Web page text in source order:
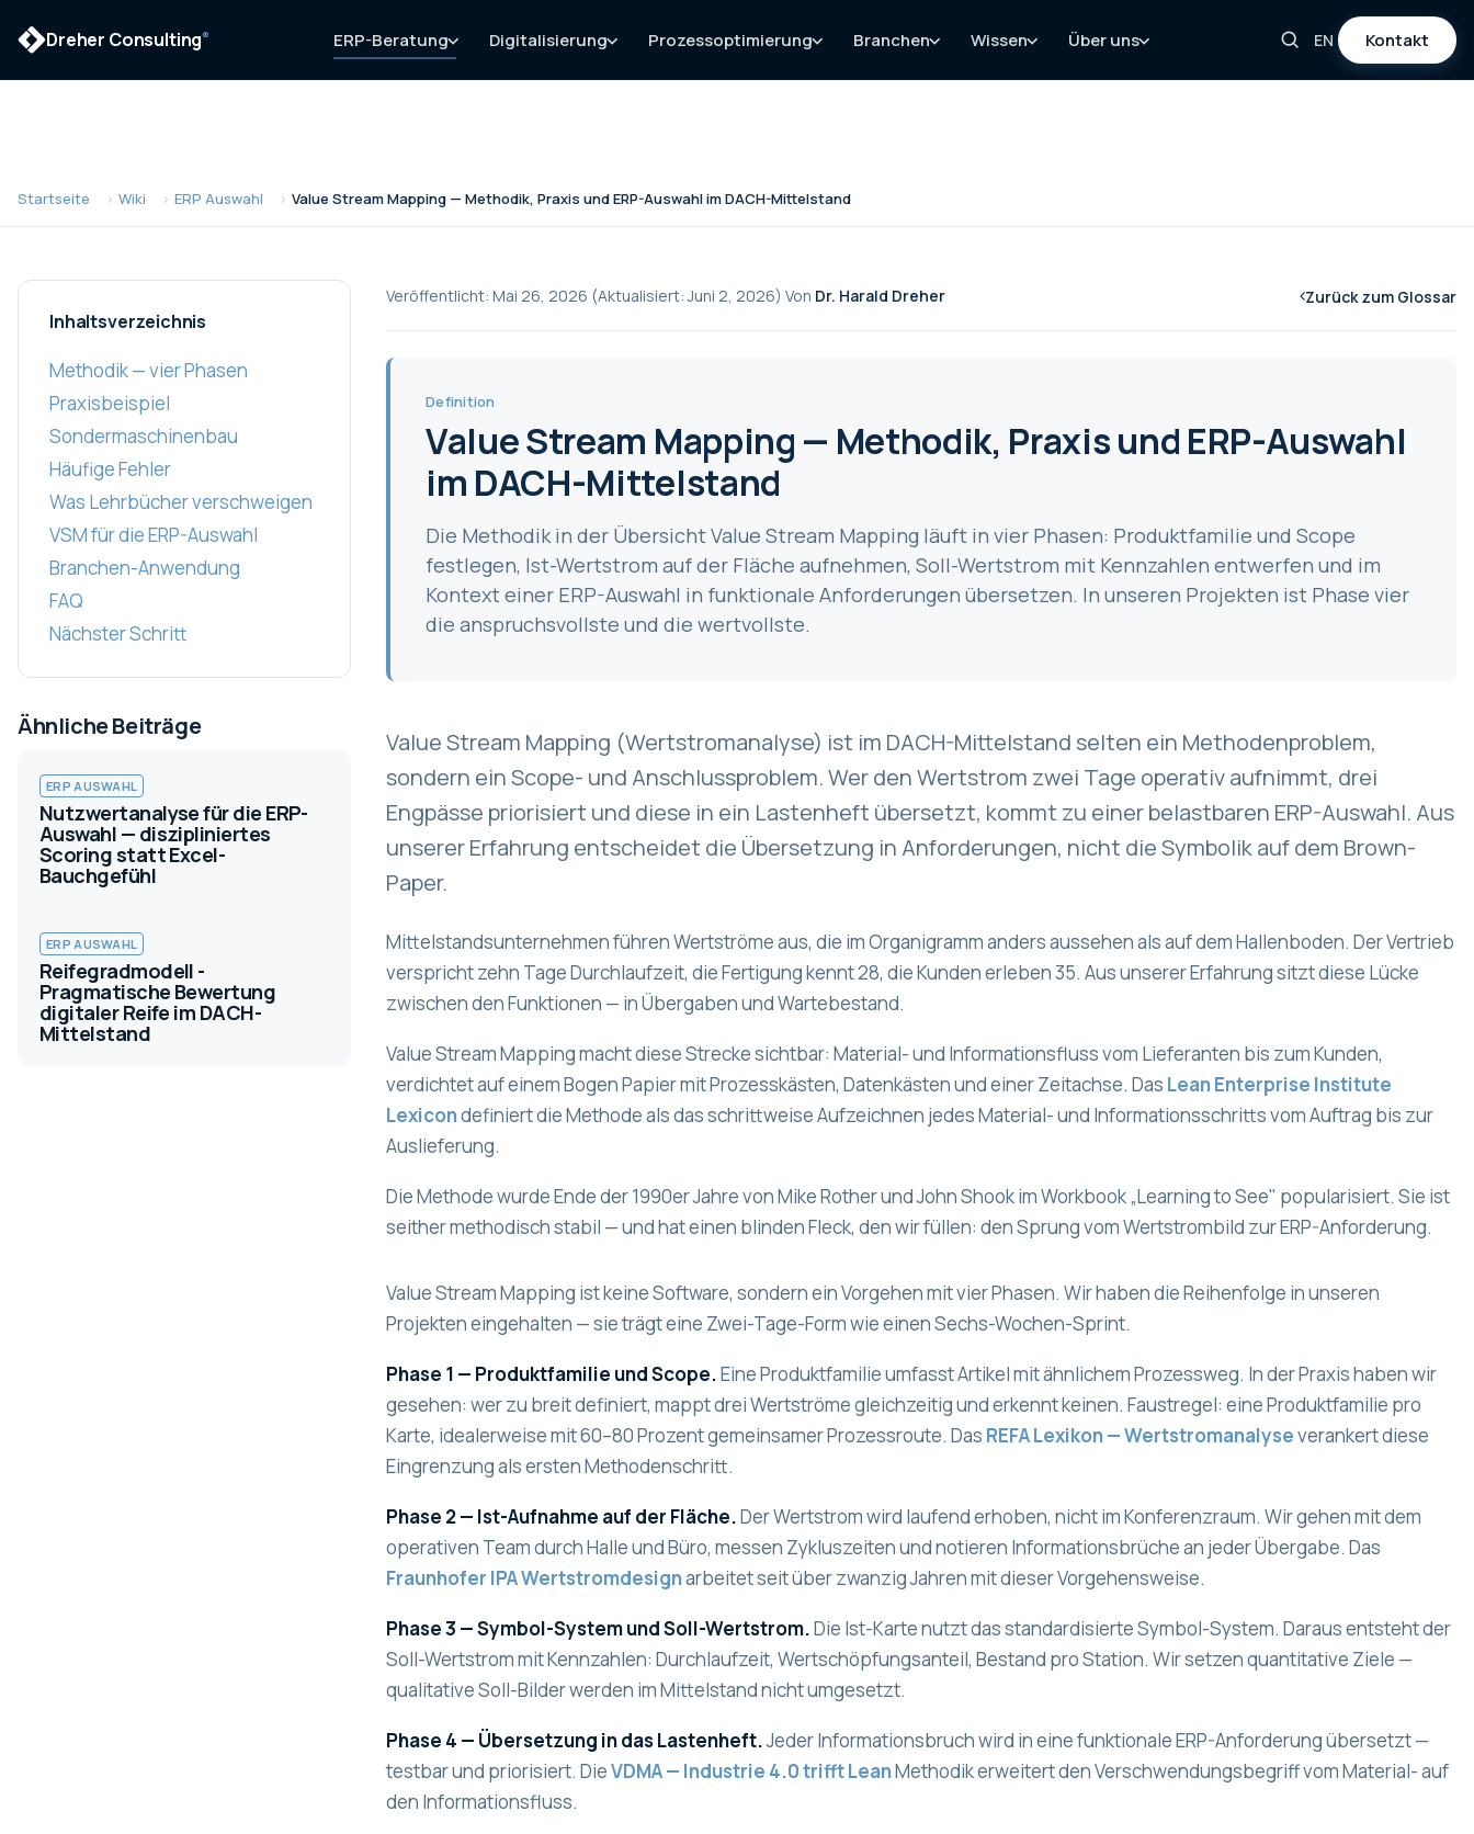
Dreher Consulting® ERP-Beratung Digitalisierung Prozessoptimierung Branchen Wissen Über uns EN Kontakt
Startseite Wiki ERP Auswahl Value Stream Mapping — Methodik, Praxis und ERP-Auswahl im DACH-Mittelstand
Inhaltsverzeichnis
Methodik — vier Phasen
Praxisbeispiel
Sondermaschinenbau
Häufige Fehler
Was Lehrbücher verschweigen
VSM für die ERP-Auswahl
Branchen-Anwendung
FAQ
Nächster Schritt
Ähnliche Beiträge
ERP AUSWAHL
Nutzwertanalyse für die ERP-
Auswahl — diszipliniertes
Scoring statt Excel-
Bauchgefühl
ERP AUSWAHL
Reifegradmodell -
Pragmatische Bewertung
digitaler Reife im DACH-
Mittelstand
Veröffentlicht: Mai 26, 2026 (Aktualisiert: Juni 2, 2026) Von Dr. Harald Dreher Zurück zum Glossar
Definition
Value Stream Mapping — Methodik, Praxis und ERP-Auswahl
im DACH-Mittelstand
Die Methodik in der Übersicht Value Stream Mapping läuft in vier Phasen: Produktfamilie und Scope
festlegen, Ist-Wertstrom auf der Fläche aufnehmen, Soll-Wertstrom mit Kennzahlen entwerfen und im
Kontext einer ERP-Auswahl in funktionale Anforderungen übersetzen. In unseren Projekten ist Phase vier
die anspruchsvollste und die wertvollste.
Value Stream Mapping (Wertstromanalyse) ist im DACH-Mittelstand selten ein Methodenproblem,
sondern ein Scope- und Anschlussproblem. Wer den Wertstrom zwei Tage operativ aufnimmt, drei
Engpässe priorisiert und diese in ein Lastenheft übersetzt, kommt zu einer belastbaren ERP-Auswahl. Aus
unserer Erfahrung entscheidet die Übersetzung in Anforderungen, nicht die Symbolik auf dem Brown-
Paper.
Mittelstandsunternehmen führen Wertströme aus, die im Organigramm anders aussehen als auf dem Hallenboden. Der Vertrieb
verspricht zehn Tage Durchlaufzeit, die Fertigung kennt 28, die Kunden erleben 35. Aus unserer Erfahrung sitzt diese Lücke
zwischen den Funktionen — in Übergaben und Wartebestand.
Value Stream Mapping macht diese Strecke sichtbar: Material- und Informationsfluss vom Lieferanten bis zum Kunden,
verdichtet auf einem Bogen Papier mit Prozesskästen, Datenkästen und einer Zeitachse. Das Lean Enterprise Institute
Lexicondefiniert die Methode als das schrittweise Aufzeichnen jedes Material- und Informationsschritts vom Auftrag bis zur
Auslieferung.
Die Methode wurde Ende der 1990er Jahre von Mike Rother und John Shook im Workbook „Learning to See" popularisiert. Sie ist
seither methodisch stabil — und hat einen blinden Fleck, den wir füllen: den Sprung vom Wertstrombild zur ERP-Anforderung.
Value Stream Mapping ist keine Software, sondern ein Vorgehen mit vier Phasen. Wir haben die Reihenfolge in unseren
Projekten eingehalten — sie trägt eine Zwei-Tage-Form wie einen Sechs-Wochen-Sprint.
Phase 1 — Produktfamilie und Scope.Eine Produktfamilie umfasst Artikel mit ähnlichem Prozessweg. In der Praxis haben wir
gesehen: wer zu breit definiert, mappt drei Wertströme gleichzeitig und erkennt keinen. Faustregel: eine Produktfamilie pro
Karte, idealerweise mit 60–80 Prozent gemeinsamer Prozessroute. Das REFA Lexikon — Wertstromanalyseverankert diese
Eingrenzung als ersten Methodenschritt.
Phase 2 — Ist-Aufnahme auf der Fläche.Der Wertstrom wird laufend erhoben, nicht im Konferenzraum. Wir gehen mit dem
operativen Team durch Halle und Büro, messen Zykluszeiten und notieren Informationsbrüche an jeder Übergabe. Das
Fraunhofer IPA Wertstromdesignarbeitet seit über zwanzig Jahren mit dieser Vorgehensweise.
Phase 3 — Symbol-System und Soll-Wertstrom.Die Ist-Karte nutzt das standardisierte Symbol-System. Daraus entsteht der
Soll-Wertstrom mit Kennzahlen: Durchlaufzeit, Wertschöpfungsanteil, Bestand pro Station. Wir setzen quantitative Ziele —
qualitative Soll-Bilder werden im Mittelstand nicht umgesetzt.
Phase 4 — Übersetzung in das Lastenheft.Jeder Informationsbruch wird in eine funktionale ERP-Anforderung übersetzt —
testbar und priorisiert. DieVDMA — Industrie 4.0 trifft LeanMethodik erweitert den Verschwendungsbegriff vom Material- auf
den Informationsfluss.